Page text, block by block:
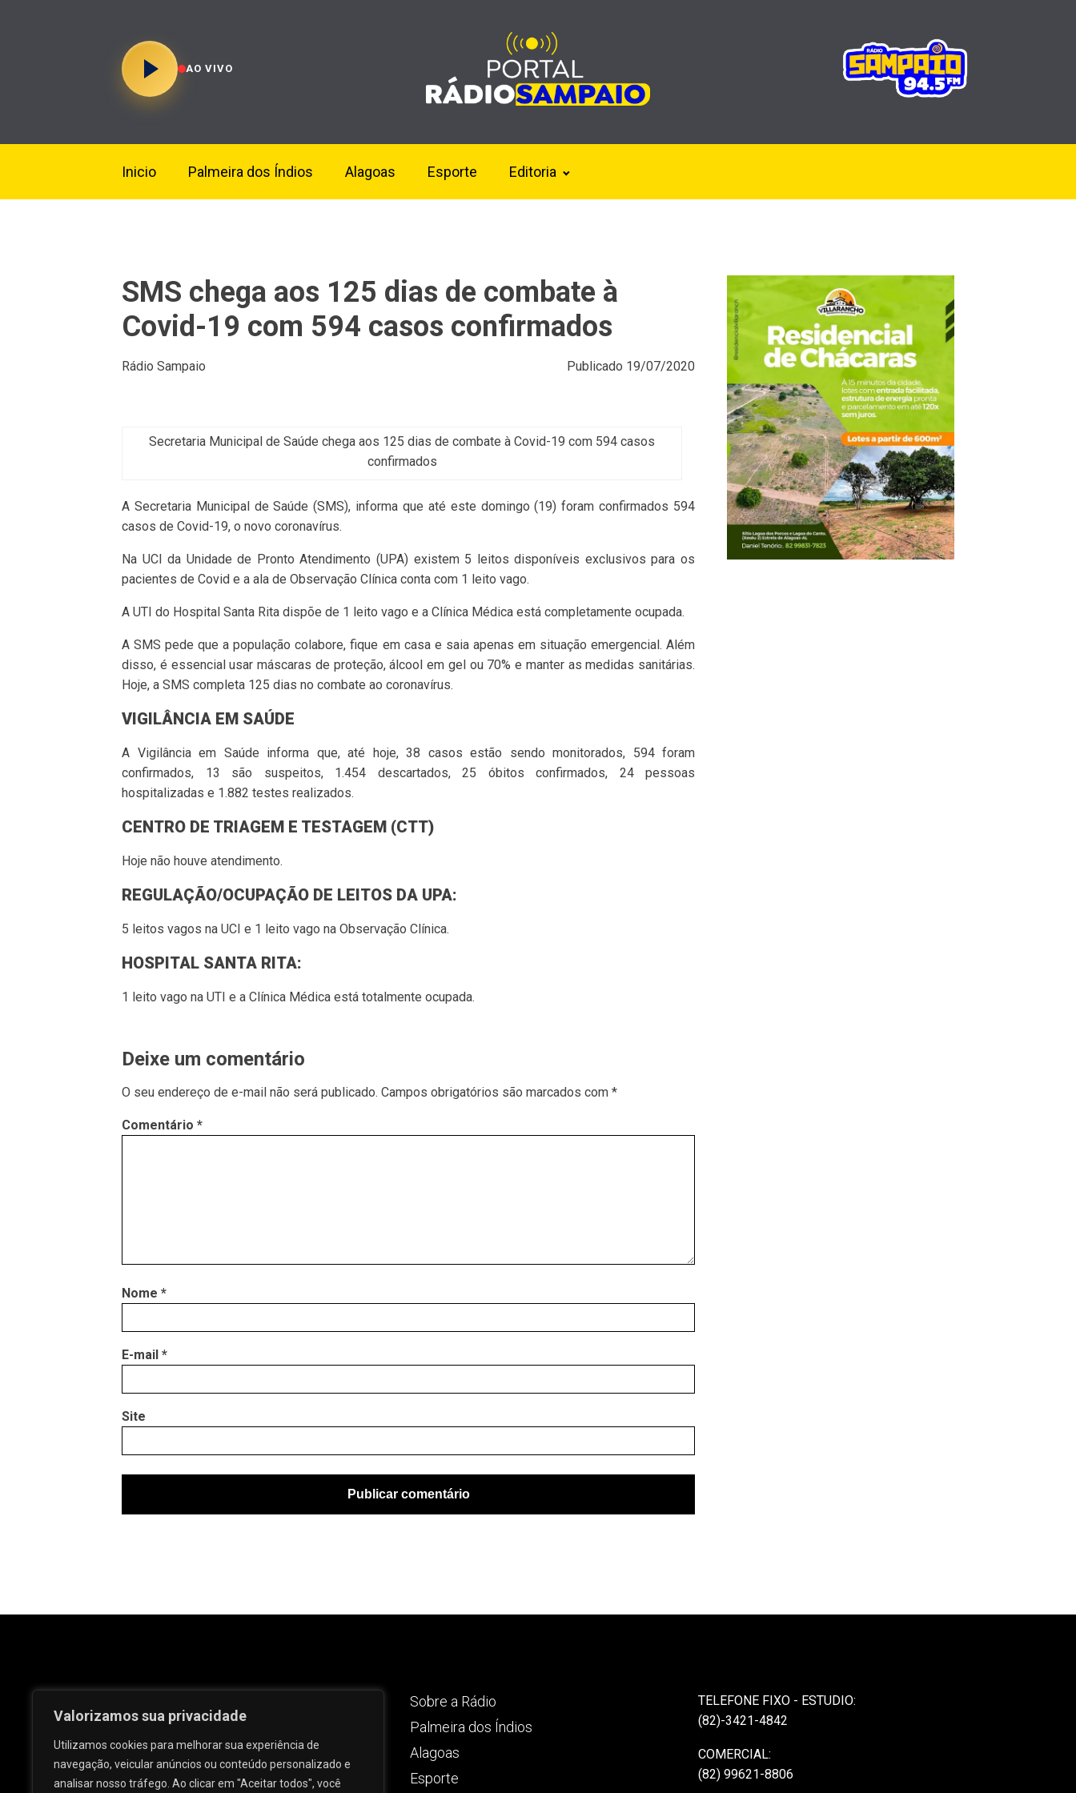
Valorizamos sua privacidade
Utilizamos cookies para melhorar sua experiência de
navegação, veicular anúncios ou conteúdo personalizado e
analisar nosso tráfego. Ao clicar em "Aceitar todos", você
AO VIVO
Inicio Palmeira dos Índios Alagoas Esporte Editoria
SMS chega aos 125 dias de combate à
Covid-19 com 594 casos confirmados
Rádio Sampaio Publicado 19/07/2020
Secretaria Municipal de Saúde chega aos 125 dias de combate à Covid-19 com 594 casos
confirmados
A Secretaria Municipal de Saúde (SMS), informa que até este domingo (19) foram confirmados 594
casos de Covid-19, o novo coronavírus.
Na UCI da Unidade de Pronto Atendimento (UPA) existem 5 leitos disponíveis exclusivos para os
pacientes de Covid e a ala de Observação Clínica conta com 1 leito vago.
A UTI do Hospital Santa Rita dispõe de 1 leito vago e a Clínica Médica está completamente ocupada.
A SMS pede que a população colabore, fique em casa e saia apenas em situação emergencial. Além
disso, é essencial usar máscaras de proteção, álcool em gel ou 70% e manter as medidas sanitárias.
Hoje, a SMS completa 125 dias no combate ao coronavírus.
VIGILÂNCIA EM SAÚDE
A Vigilância em Saúde informa que, até hoje, 38 casos estão sendo monitorados, 594 foram
confirmados, 13 são suspeitos, 1.454 descartados, 25 óbitos confirmados, 24 pessoas
hospitalizadas e 1.882 testes realizados.
CENTRO DE TRIAGEM E TESTAGEM (CTT)
Hoje não houve atendimento.
REGULAÇÃO/OCUPAÇÃO DE LEITOS DA UPA:
5 leitos vagos na UCI e 1 leito vago na Observação Clínica.
HOSPITAL SANTA RITA:
1 leito vago na UTI e a Clínica Médica está totalmente ocupada.
Deixe um comentário
O seu endereço de e-mail não será publicado. Campos obrigatórios são marcados com *
Comentário *
Nome *
E-mail *
Site
Sobre a Rádio
Palmeira dos Índios
Alagoas
Esporte
TELEFONE FIXO - ESTUDIO:
(82)-3421-4842
COMERCIAL:
(82) 99621-8806